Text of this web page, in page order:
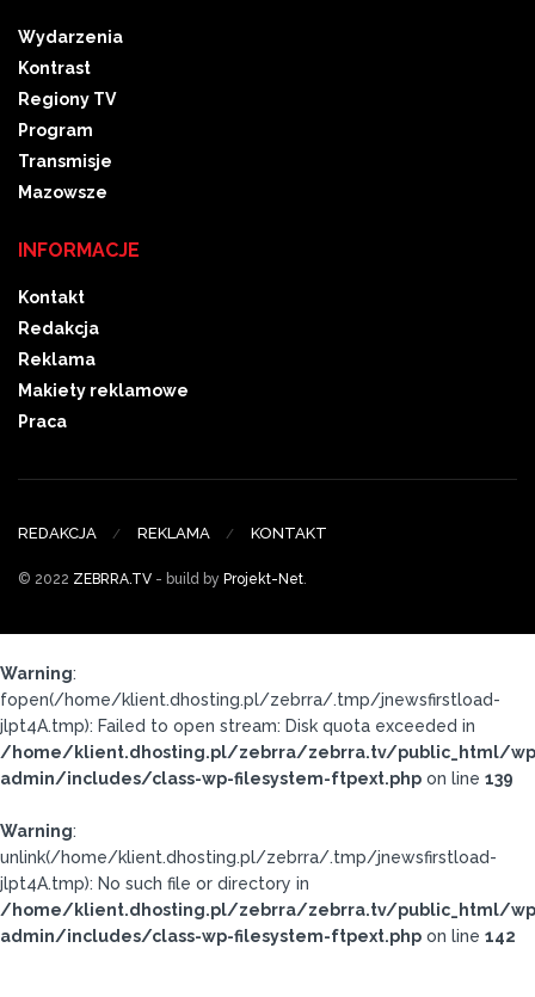
Wydarzenia
Kontrast
Regiony TV
Program
Transmisje
Mazowsze
INFORMACJE
Kontakt
Redakcja
Reklama
Makiety reklamowe
Praca
REDAKCJA REKLAMA KONTAKT
© 2022 ZEBRRA.TV - build by Projekt-Net.
Warning:
fopen(/home/klient.dhosting.pl/zebrra/.tmp/jnewsfirstload-
jlpt4A.tmp): Failed to open stream: Disk quota exceeded in
/home/klient.dhosting.pl/zebrra/zebrra.tv/public_html/
admin/includes/class-wp-filesystem-ftpext.php on line 139
Warning:
unlink(/home/klient.dhosting.pl/zebrra/.tmp/jnewsfirstload-
jlpt4A.tmp): No such file or directory in
/home/klient.dhosting.pl/zebrra/zebrra.tv/public_html/
admin/includes/class-wp-filesystem-ftpext.php on line 142